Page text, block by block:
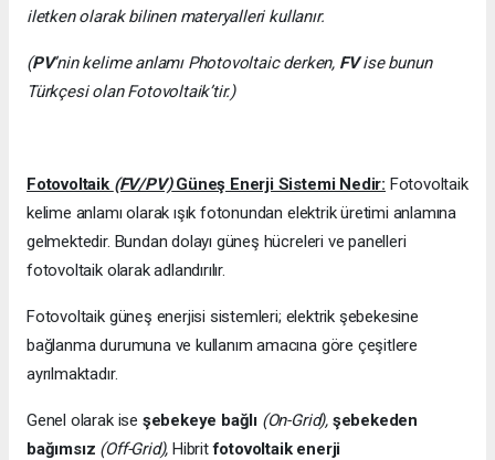
iletken olarak bilinen materyalleri kullanır.
(PV’nin kelime anlamı Photovoltaic derken, FVise bunun
Türkçesi olan Fotovoltaik’tir.)
Fotovoltaik (FV/PV)Güneş Enerji Sistemi Nedir: Fotovoltaik
kelime anlamı olarak ışık fotonundan elektrik üretimi anlamına
gelmektedir. Bundan dolayı güneş hücreleri ve panelleri
fotovoltaik olarak adlandırılır.
Fotovoltaik güneş enerjisi sistemleri; elektrik şebekesine
bağlanma durumuna ve kullanım amacına göre çeşitlere
ayrılmaktadır.
Genel olarak ise şebekeye bağlı (On-Grid), şebekeden
bağımsız (Off-Grid), Hibritfotovoltaik enerji